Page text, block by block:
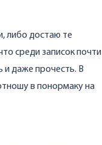
либо достаю те
среди записок почти
и даже прочесть. В
в понормаку на